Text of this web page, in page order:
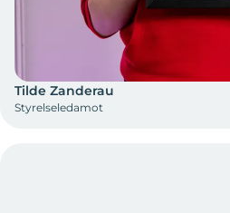
Tilde Zanderau
Styrelseledamot